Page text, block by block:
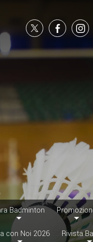
Badminton
con Noi 2026 Rivista